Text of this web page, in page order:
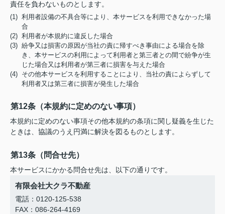
責任を負わないものとします。
(1) 利用者設備の不具合等により、本サービスを利用できなかった場
合
(2) 利用者が本規約に違反した場合
(3) 紛争又は損害の原因が当社の責に帰すべき事由による場合を除
き、本サービスの利用によって利用者と第三者との間で紛争が生
じた場合又は利用者が第三者に損害を与えた場合
(4) その他本サービスを利用することにより、当社の責によらずして
利用者又は第三者に損害が発生した場合
第12条（本規約に定めのない事項）
本規約に定めのない事項その他本規約の条項に関し疑義を生じた
ときは、協議のうえ円満に解決を図るものとします。
第13条（問合せ先）
本サービスにかかる問合せ先は、以下の通りです。
有限会社大クラ不動産
電話：0120-125-538
FAX：086-264-4169